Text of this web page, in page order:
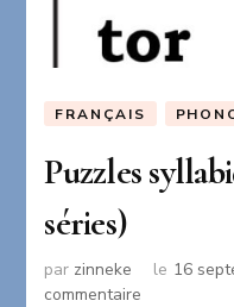
FRANÇAIS
Puzzles
séries)
par zinneke le 16
commentaire